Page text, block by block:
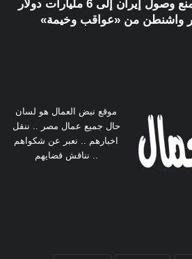
«النواب» الأميركي لمنع وصول إيران إلى 6 مليارات دولار
واشنطن من «عواقب وخيمة»
موقع نبض العمال هو لسان
حال جميع عمال مصر .. ننقل
اخبارهم .. نعبر عن شكواهم
.. نناقش قضايهم